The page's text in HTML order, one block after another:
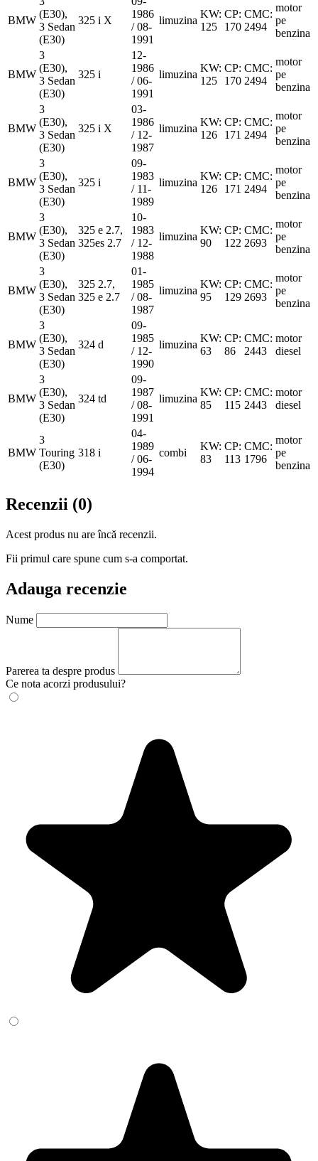
BMW
(E30),
3 Sedan
(E30)
325 i X
1986
/ 08-
1991
limuzina
KW:
125
CP:
170
CMC:
2494
motor
pe
benzina
BMW
3
(E30),
3 Sedan
(E30)
325 i
12-
1986
/ 06-
1991
limuzina
KW:
125
CP:
170
CMC:
2494
motor
pe
benzina
BMW
3
(E30),
3 Sedan
(E30)
325 i X
03-
1986
/ 12-
1987
limuzina
KW:
126
CP:
171
CMC:
2494
motor
pe
benzina
BMW
3
(E30),
3 Sedan
(E30)
325 i
09-
1983
/ 11-
1989
limuzina
KW:
126
CP:
171
CMC:
2494
motor
pe
benzina
BMW
3
(E30),
3 Sedan
(E30)
325 e 2.7,
325es 2.7
10-
1983
/ 12-
1988
limuzina
KW:
90
CP:
122
CMC:
2693
motor
pe
benzina
BMW
3
(E30),
3 Sedan
(E30)
325 2.7,
325 e 2.7
01-
1985
/ 08-
1987
limuzina
KW:
95
CP:
129
CMC:
2693
motor
pe
benzina
BMW
3
(E30),
3 Sedan
(E30)
324 d
09-
1985
/ 12-
1990
limuzina
KW:
63
CP:
86
CMC:
2443
motor
diesel
BMW
3
(E30),
3 Sedan
(E30)
324 td
09-
1987
/ 08-
1991
limuzina
KW:
85
CP:
115
CMC:
2443
motor
diesel
BMW
3
Touring
(E30)
318 i
04-
1989
/ 06-
1994
combi
KW:
83
CP:
113
CMC:
1796
motor
pe
benzina
Recenzii (0)
Acest produs nu are încă recenzii.
Fii primul care spune cum s-a comportat.
Adauga recenzie
Nume
Parerea ta despre produs
Ce nota acorzi produsului?